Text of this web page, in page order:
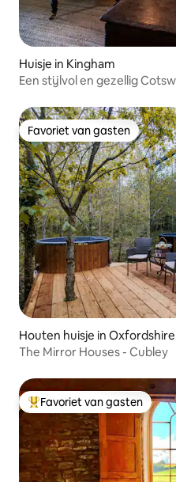
Huisje in Kingham
Een stijlvol en gezellig
Favoriet van gasten
Favoriet van gasten
Houten huisje in Oxfordshire
The Mirror Houses - Cubley
Topfavoriet van gasten
Favoriet van gasten